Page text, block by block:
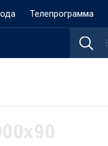
Телепрограмма